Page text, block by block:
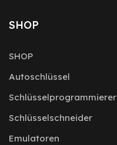
SHOP
SHOP
Autoschlüssel
Schlüsselprogrammierer
Schlüsselschneider
Emulatoren